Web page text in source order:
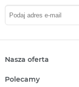
Nasza oferta
Audiobooki
Polecamy